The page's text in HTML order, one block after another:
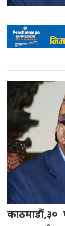
काठमाडौं,३०